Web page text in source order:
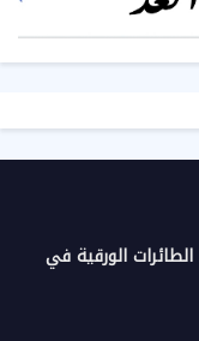
الورقية في